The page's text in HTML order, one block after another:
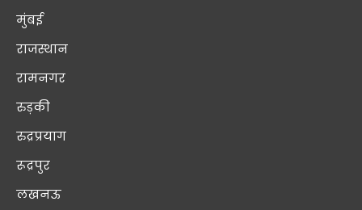
मुंबई
राजस्थान
रामनगर
रुड़की
रुद्रप्रयाग
रूद्रपुर
लखनऊ